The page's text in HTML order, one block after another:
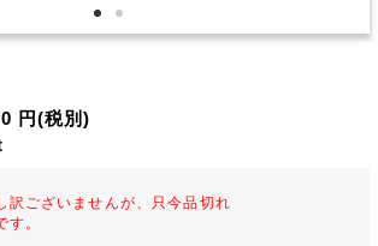
円(税別)
訳ございませんが、只今品切れ
す。